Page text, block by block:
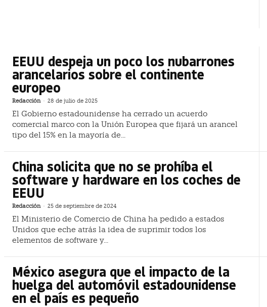
EEUU despeja un poco los nubarrones
arancelarios sobre el continente
europeo
Redacción - 28 de julio de 2025
El Gobierno estadounidense ha cerrado un acuerdo
comercial marco con la Unión Europea que fijará un arancel
tipo del 15% en la mayoría de...
China solicita que no se prohíba el
software y hardware en los coches de
EEUU
Redacción - 25 de septiembre de 2024
El Ministerio de Comercio de China ha pedido a estados
Unidos que eche atrás la idea de suprimir todos los
elementos de software y...
México asegura que el impacto de la
huelga del automóvil estadounidense
en el país es pequeño